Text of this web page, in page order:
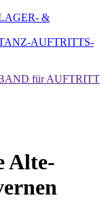
LAGER- &
TANZ-AUFTRITTS-
für AUFTRITT
Alte-